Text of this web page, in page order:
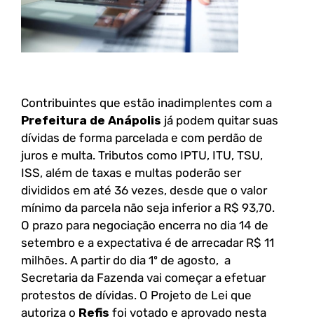
Contribuintes que estão inadimplentes com a
Prefeitura de Anápolis já podem quitar suas
dívidas de forma parcelada e com perdão de
juros e multa. Tributos como IPTU, ITU, TSU,
ISS, além de taxas e multas poderão ser
divididos em até 36 vezes, desde que o valor
mínimo da parcela não seja inferior a R$ 93,70.
O prazo para negociação encerra no dia 14 de
setembro e a expectativa é de arrecadar R$ 11
milhões. A partir do dia 1º de agosto, a
Secretaria da Fazenda vai começar a efetuar
protestos de dívidas. O Projeto de Lei que
autoriza o Refis foi votado e aprovado nesta